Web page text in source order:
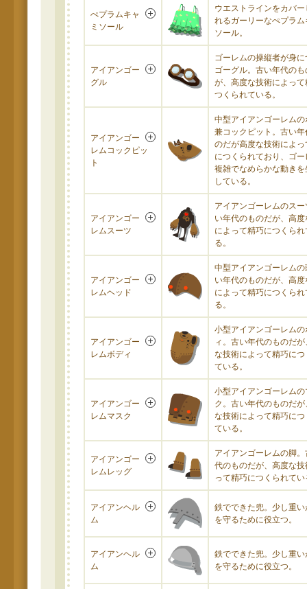
ぺプラムキャ
ミソール
ウエストラインをカバー
れるガーリーなぺプラム
ソール。
アイアンゴー
グル
ゴーレムの操縦者が身に
ゴーグル。古い年代のも
が、高度な技術によって
つくられている。
アイアンゴー
レムコックピッ
ト
中型アイアンゴーレムの
兼コックピット。古い年
のだが高度な技術によっ
につくられており、ゴー
複雑でなめらかな動きを
している。
アイアンゴー
レムスーツ
アイアンゴーレムのスー
い年代のものだが、高度
によって精巧につくられ
る。
アイアンゴー
レムヘッド
中型アイアンゴーレムの
い年代のものだが、高度
によって精巧につくられ
る。
アイアンゴー
レムボディ
小型アイアンゴーレムの
ィ。古い年代のものだ
な技術によって精巧につ
ている。
アイアンゴー
レムマスク
小型アイアンゴーレムの
ク。古い年代のものだが
な技術によって精巧につ
ている。
アイアンゴー
レムレッグ
アイアンゴーレムの脚。
代のものだが、高度な技
って精巧につくられてい
アイアンヘル
ム
鉄でできた兜。少し重い
を守るために役立つ。
アイアンヘル
ム
鉄でできた兜。少し重い
を守るために役立つ。